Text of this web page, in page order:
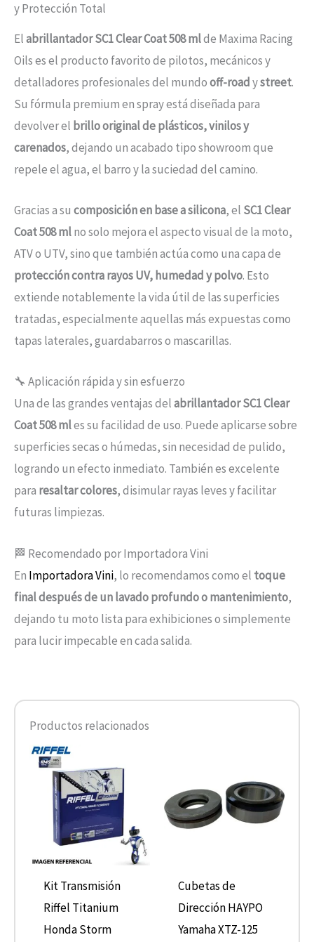
y Protección Total
Elabrillantador SC1 Clear Coat 508 mlde Maxima Racing
Oils es el producto favorito de pilotos, mecánicos y
detalladores profesionales del mundooff-roadystreet.
Su fórmula premium en spray está diseñada para
devolver el brillo original de plásticos, vinilos y
carenados, dejando un acabado tipo showroom que
repele el agua, el barro y la suciedad del camino.
Gracias a su composición en base a silicona, el SC1 Clear
Coat 508 mlno solo mejora el aspecto visual de la moto,
ATV o UTV, sino que también actúa como una capa de
protección contra rayos UV, humedad y polvo. Esto
extiende notablemente la vida útil de las superficies
tratadas, especialmente aquellas más expuestas como
tapas laterales, guardabarros o mascarillas.
🔧 Aplicación rápida y sin esfuerzo
Una de las grandes ventajas delabrillantador SC1 Clear
Coat 508 mles su facilidad de uso. Puede aplicarse sobre
superficies secas o húmedas, sin necesidad de pulido,
logrando un efecto inmediato. También es excelente
para resaltar colores, disimular rayas leves y facilitar
futuras limpiezas.
🏁 Recomendado por Importadora Vini
En Importadora Vini, lo recomendamos como el toque
final después de un lavado profundo o mantenimiento,
dejando tu moto lista para exhibiciones o simplemente
para lucir impecable en cada salida.
Productos relacionados
Kit Transmisión
Riffel Titanium
Honda Storm
Cubetas de
Dirección HAYPO
Yamaha XTZ-125